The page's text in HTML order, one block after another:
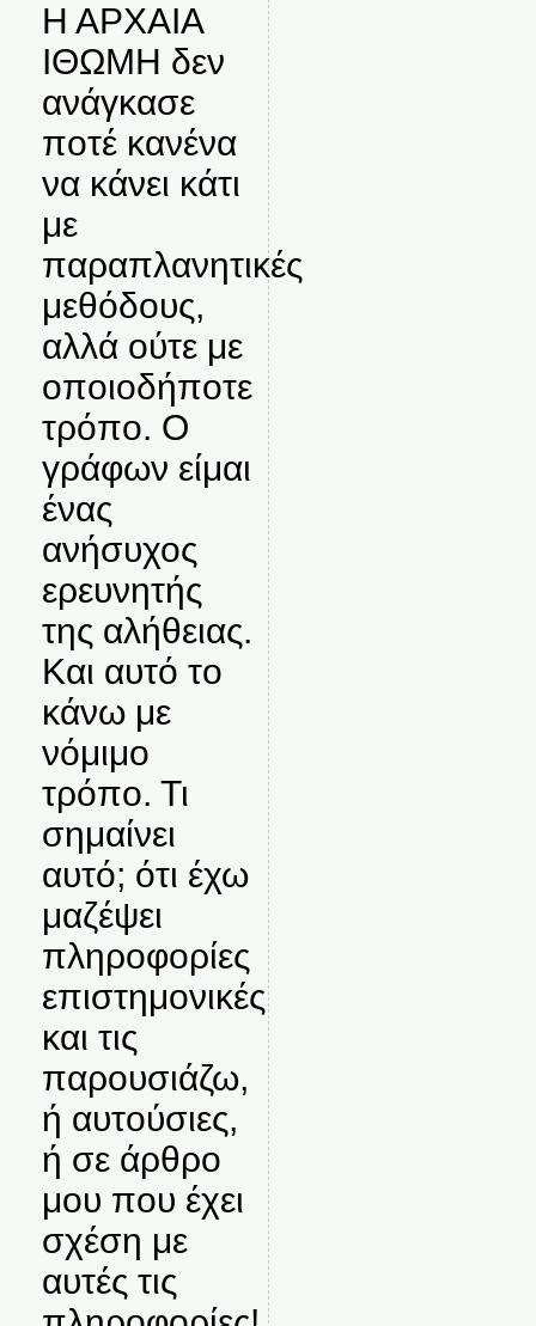
Η ΑΡΧΑΙΑ
ΙΘΩΜΗ δεν
ανάγκασε
ποτέ κανένα
να κάνει κάτι
με
παραπλανητικές
μεθόδους,
αλλά ούτε με
οποιοδήποτε
τρόπο. Ο
γράφων είμαι
ένας
ανήσυχος
ερευνητής
της αλήθειας.
Και αυτό το
κάνω με
νόμιμο
τρόπο. Τι
σημαίνει
αυτό; ότι έχω
μαζέψει
πληροφορίες
επιστημονικές
και τις
παρουσιάζω,
ή αυτούσιες,
ή σε άρθρο
μου που έχει
σχέση με
αυτές τις